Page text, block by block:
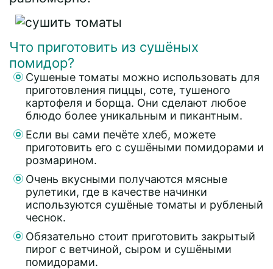
Что приготовить из сушёных
помидор?
Сушеные томаты можно использовать для
приготовления пиццы, соте, тушеного
картофеля и борща. Они сделают любое
блюдо более уникальным и пикантным.
Если вы сами печёте хлеб, можете
приготовить его с сушёными помидорами и
розмарином.
Очень вкусными получаются мясные
рулетики, где в качестве начинки
используются сушёные томаты и рубленый
чеснок.
Обязательно стоит приготовить закрытый
пирог с ветчиной, сыром и сушёными
помидорами.